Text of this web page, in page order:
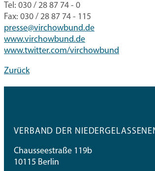
Tel: 030 / 28 87 74 - 0
Fax: 030 / 28 87 74 - 115
presse@virchowbund.de
www.virchowbund.de
www.twitter.com/virchowbund
Zurück
VERBAND DER
Chausseestraße 119b
10115 Berlin